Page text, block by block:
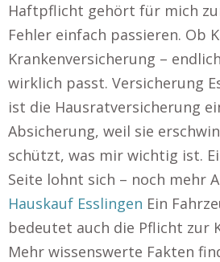
Haftpflicht gehört für mich
Fehler einfach passieren. Ob
Krankenversicherung –
wirklich passt. Versicherung
ist die Hausratversicherung
Absicherung, weil sie
schützt, was mir wichtig ist.
Seite lohnt sich – noch mehr
Hauskauf Esslingen Ein
bedeutet auch die Pflicht zur
Mehr wissenswerte Fakten